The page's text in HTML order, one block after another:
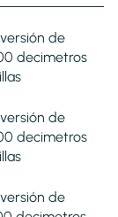
de
decimetros
de
decimetros
de